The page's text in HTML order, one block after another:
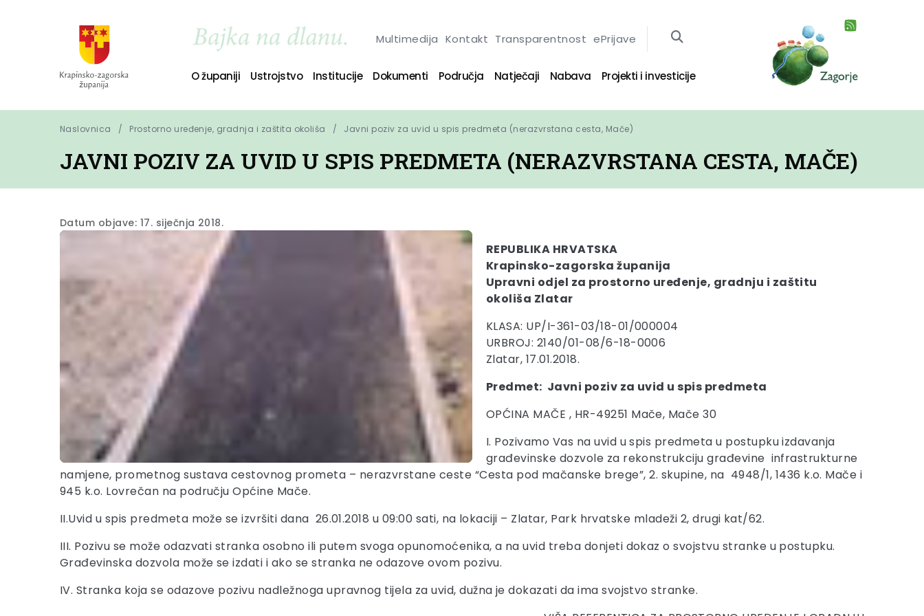
Multimedija Kontakt Transparentnost ePrijave
O županiji Ustrojstvo Institucije Dokumenti Područja Natječaji Nabava Projekti i investicije
Naslovnica Prostorno uređenje, gradnja i zaštita okoliša Javni poziv za uvid u spis predmeta (nerazvrstana cesta, Mače)
JAVNI POZIV ZA UVID U SPIS PREDMETA (NERAZVRSTANA CESTA, MAČE)
Datum objave: 17. siječnja 2018.
REPUBLIKA HRVATSKA
Krapinsko-zagorska županija
Upravni odjel za prostorno uređenje, gradnju i zaštitu
okoliša Zlatar
KLASA: UP/I-361-03/18-01/000004
URBROJ: 2140/01-08/6-18-0006
Zlatar, 17.01.2018.
Predmet: Javni poziv za uvid u spis predmeta
OPĆINA MAČE , HR-49251 Mače, Mače 30
I. Pozivamo Vas na uvid u spis predmeta u postupku izdavanja
građevinske dozvole za rekonstrukciju građevine infrastrukturne
namjene, prometnog sustava cestovnog prometa – nerazvrstane ceste “Cesta pod mačanske brege”, 2. skupine, na 4948/1, 1436 k.o. Mače i
945 k.o. Lovrečan na području Općine Mače.
II.Uvid u spis predmeta može se izvršiti dana 26.01.2018 u 09:00 sati, na lokaciji – Zlatar, Park hrvatske mladeži 2, drugi kat/62.
III. Pozivu se može odazvati stranka osobno ili putem svoga opunomoćenika, a na uvid treba donjeti dokaz o svojstvu stranke u postupku.
Građevinska dozvola može se izdati i ako se stranka ne odazove ovom pozivu.
IV. Stranka koja se odazove pozivu nadležnoga upravnog tijela za uvid, dužna je dokazati da ima svojstvo stranke.